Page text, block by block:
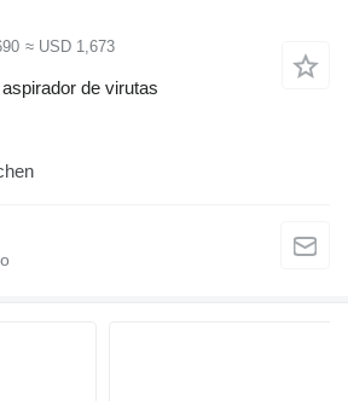
≈ USD 1,673
de virutas